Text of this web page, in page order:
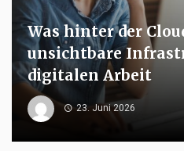
Was hinter der
unsichtbare
digitalen Arbeit
23. Juni 2026